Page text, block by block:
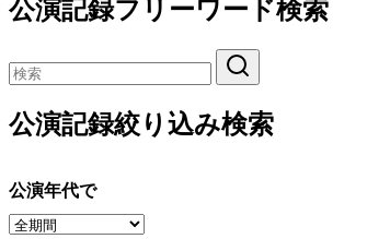
公演記録フリーワード検索
公演記録絞り込み検索
公演年代で